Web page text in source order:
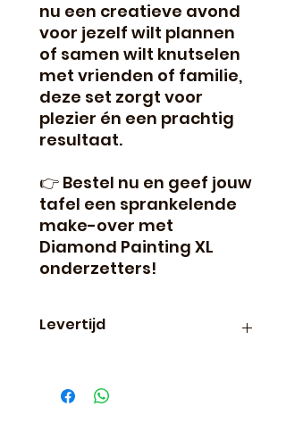
nu een creatieve avond
voor jezelf wilt plannen
of samen wilt knutselen
met vrienden of familie,
deze set zorgt voor
plezier én een prachtig
resultaat.
👉 Bestel nu en geef jouw
tafel een sprankelende
make-over met
Diamond Painting XL
onderzetters!
Levertijd
vaak de volgende dag al in
huis!